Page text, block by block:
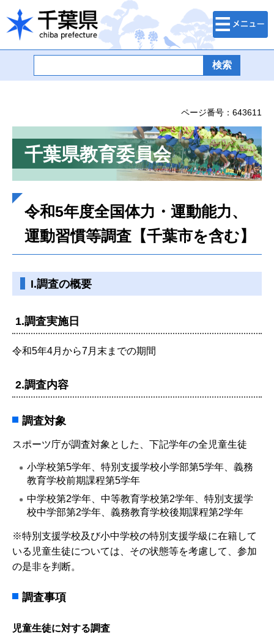
千葉県
検索・メニュ
ー
ページ番号：643611
千葉県教育委員会
令和5年度全国体力・運動能力、
運動習慣等調査【千葉市を含む】
I.調査の概要
1.調査実施日
令和5年4月から7月末までの期間
2.調査内容
調査対象
スポーツ庁が調査対象とした、下記学年の全児童生徒
小学校第5学年、特別支援学校小学部第5学年、義務
教育学校前期課程第5学年
中学校第2学年、中等教育学校第2学年、特別支援学
校中学部第2学年、義務教育学校後期課程第2学年
※特別支援学校及び小中学校の特別支援学級に在籍して
いる児童生徒については、その状態等を考慮して、参加
の是非を判断。
調査事項
児童生徒に対する調査